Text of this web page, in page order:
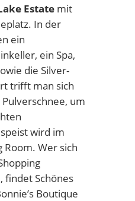
Estate mit
In der
ein
ein Spa,
die Silver-
trifft man sich
um
wird im
Room. Wer sich
Schönes
Boutique